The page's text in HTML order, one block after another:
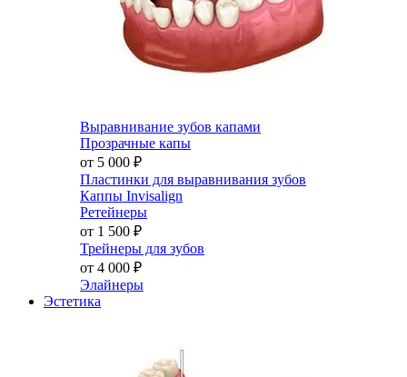
Выравнивание зубов капами
Прозрачные капы
от 5 000 ₽
Пластинки для выравнивания зубов
Каппы Invisalign
Ретейнеры
от 1 500 ₽
Трейнеры для зубов
от 4 000 ₽
Элайнеры
Эстетика